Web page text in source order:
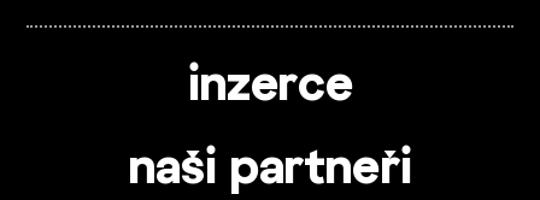
inzerce
naši partneři